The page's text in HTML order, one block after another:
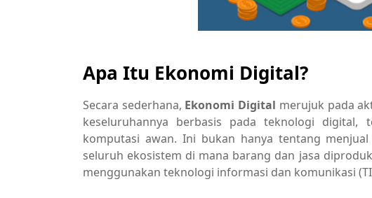
Apa Itu Ekonomi Digital?
Secara sederhana, Ekonomi Digital merujuk pada
keseluruhannya berbasis pada teknologi digital,
komputasi awan. Ini bukan hanya tentang
seluruh ekosistem di mana barang dan jasa
menggunakan teknologi informasi dan komunikasi